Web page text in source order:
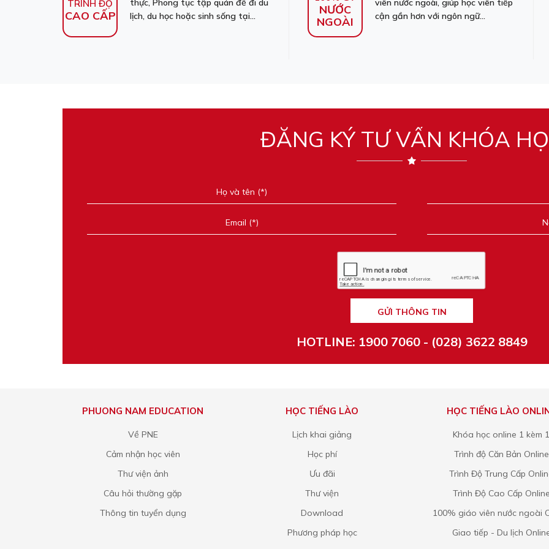
TRÌNH ĐỘ
CAO CẤP
thực, Phong tục tập quán để đi du
lịch, du học hoặc sinh sống tại...
NƯỚC
NGOÀI
viên nước ngoài, giúp học viên tiếp
cận gần hơn với ngôn ngữ...
ĐĂNG KÝ TƯ VẤN KHÓA
GỬI THÔNG TIN
HOTLINE: 1900 7060 - (028) 3622 8849
PHUONG NAM EDUCATION
Về PNE
Cảm nhận học viên
Thư viện ảnh
Câu hỏi thường gặp
Thông tin tuyển dụng
HỌC TIẾNG LÀO
Lịch khai giảng
Học phí
Ưu đãi
Thư viện
Download
Phương pháp học
HỌC TIẾNG LÀO
Khóa học online 1 kèm
Trình độ Căn Bản Online
Trình Độ Trung Cấp
Trình Độ Cao Cấp
100% giáo viên nước ngoài
Giao tiếp - Du lịch